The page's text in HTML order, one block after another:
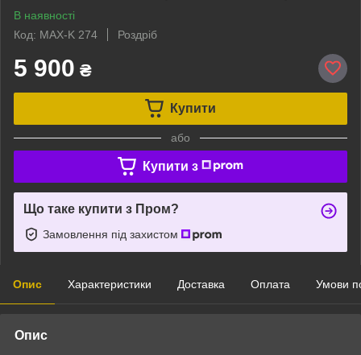
В наявності
Код: MAX-K 274
Роздріб
5 900 ₴
Купити
або
Купити з
Що таке купити з Пром?
Замовлення під захистом
Опис Характеристики Доставка Оплата Умови
Опис